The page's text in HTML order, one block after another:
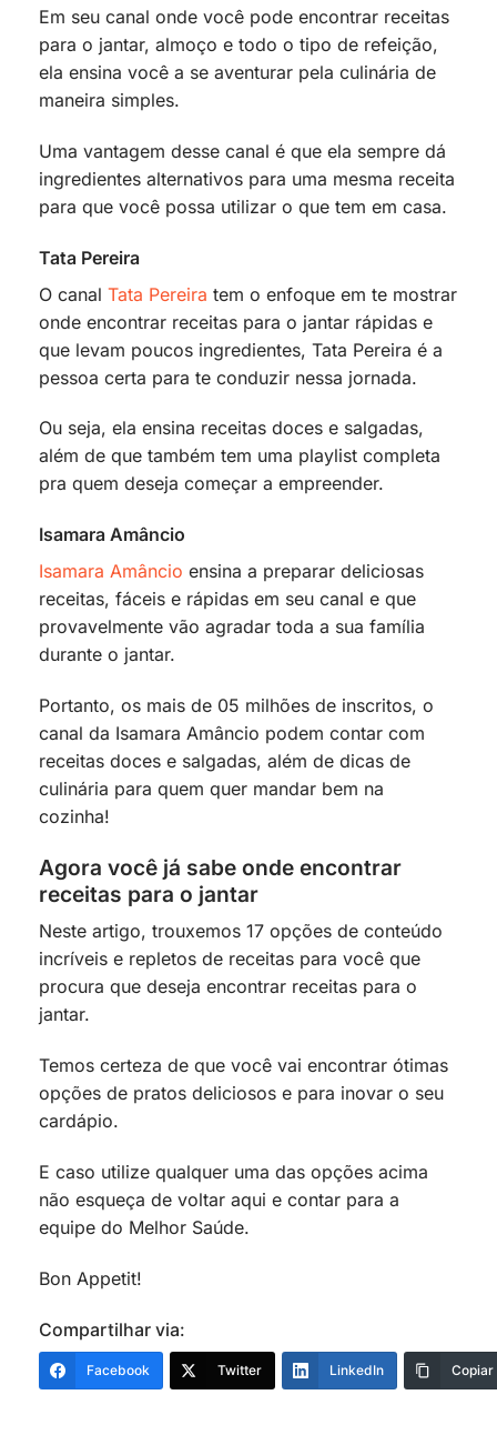
Em seu canal onde você pode encontrar receitas
para o jantar, almoço e todo o tipo de refeição,
ela ensina você a se aventurar pela culinária de
maneira simples.
Uma vantagem desse canal é que ela sempre dá
ingredientes alternativos para uma mesma receita
para que você possa utilizar o que tem em casa.
Tata Pereira
O canal Tata Pereira tem o enfoque em te mostrar
onde encontrar receitas para o jantar rápidas e
que levam poucos ingredientes, Tata Pereira é a
pessoa certa para te conduzir nessa jornada.
Ou seja, ela ensina receitas doces e salgadas,
além de que também tem uma playlist completa
pra quem deseja começar a empreender.
Isamara Amâncio
Isamara Amâncio ensina a preparar deliciosas
receitas, fáceis e rápidas em seu canal e que
provavelmente vão agradar toda a sua família
durante o jantar.
Portanto, os mais de 05 milhões de inscritos, o
canal da Isamara Amâncio podem contar com
receitas doces e salgadas, além de dicas de
culinária para quem quer mandar bem na
cozinha!
Agora você já sabe onde encontrar
receitas para o jantar
Neste artigo, trouxemos 17 opções de conteúdo
incríveis e repletos de receitas para você que
procura que deseja encontrar receitas para o
jantar.
Temos certeza de que você vai encontrar ótimas
opções de pratos deliciosos e para inovar o seu
cardápio.
E caso utilize qualquer uma das opções acima
não esqueça de voltar aqui e contar para a
equipe do Melhor Saúde.
Bon Appetit!
Compartilhar via:
Facebook Twitter LinkedIn Copiar